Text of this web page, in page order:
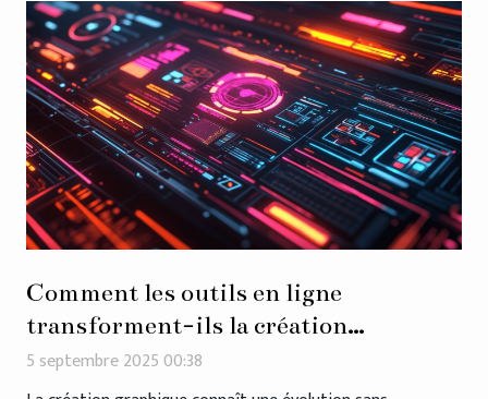
Comment les outils en ligne
transforment-ils la création
graphique ?
5 septembre 2025 00:38